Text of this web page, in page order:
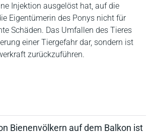
Injektion ausgelöst hat, auf die
Eigentümerin des Ponys nicht für
Schäden. Das Umfallen des Tieres
einer Tiergefahr dar, sondern ist
zurückzuführen.
Bienenvölkern auf dem Balkon ist